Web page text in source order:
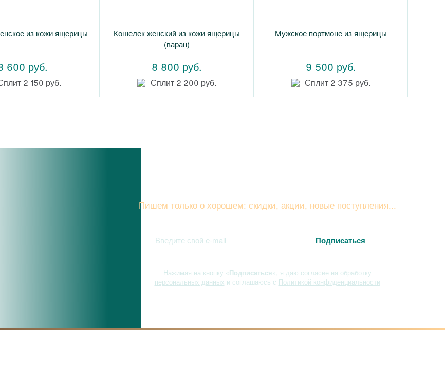
из кожи ящерицы
600 руб.
2 150 руб.
Кошелек женский из кожи ящерицы
(варан)
8 800 руб.
Сплит 2 200 руб.
Мужское портмоне из ящерицы
9 500 руб.
Сплит 2 375 руб.
Пишем только о хорошем: скидки, акции, новые поступления...
Нажимая на кнопку «Подписаться», я даю согласие на обработку
персональных данных и соглашаюсь с Политикой конфиденциальности